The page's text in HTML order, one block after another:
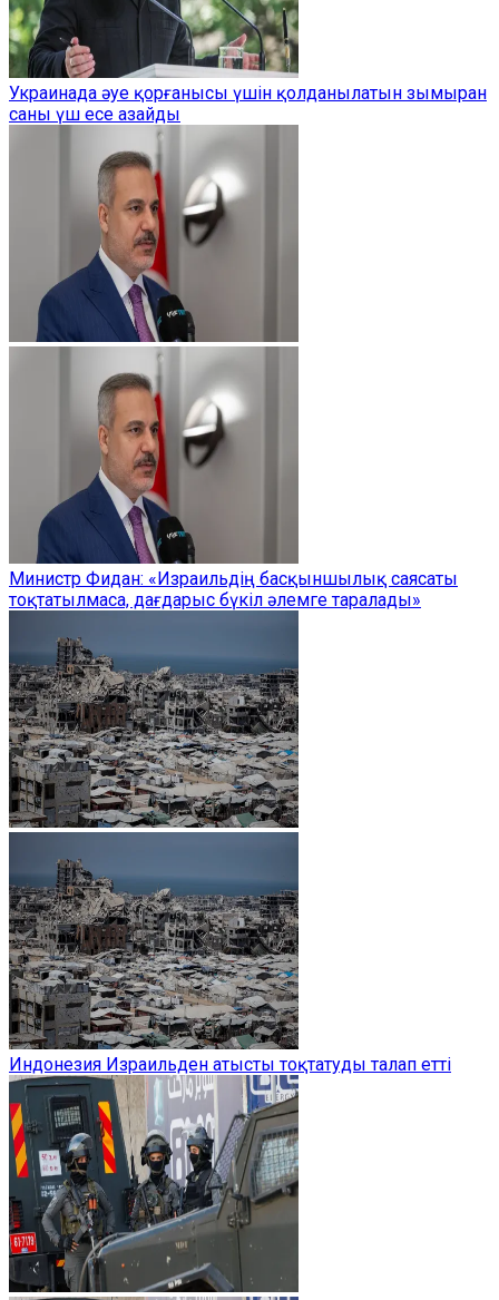
Украинада әуе қорғанысы үшін қолданылатын зымыран
саны үш есе азайды
Министр Фидан: «Израильдің басқыншылық саясаты
тоқтатылмаса, дағдарыс бүкіл әлемге таралады»
Индонезия Израильден атысты тоқтатуды талап етті